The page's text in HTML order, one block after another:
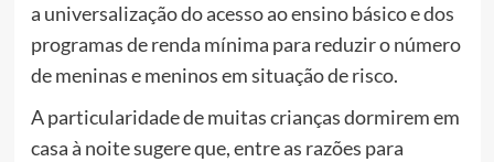
a universalização do acesso ao ensino básico e dos
programas de renda mínima para reduzir o número
de meninas e meninos em situação de risco.
A particularidade de muitas crianças dormirem em
casa à noite sugere que, entre as razões para